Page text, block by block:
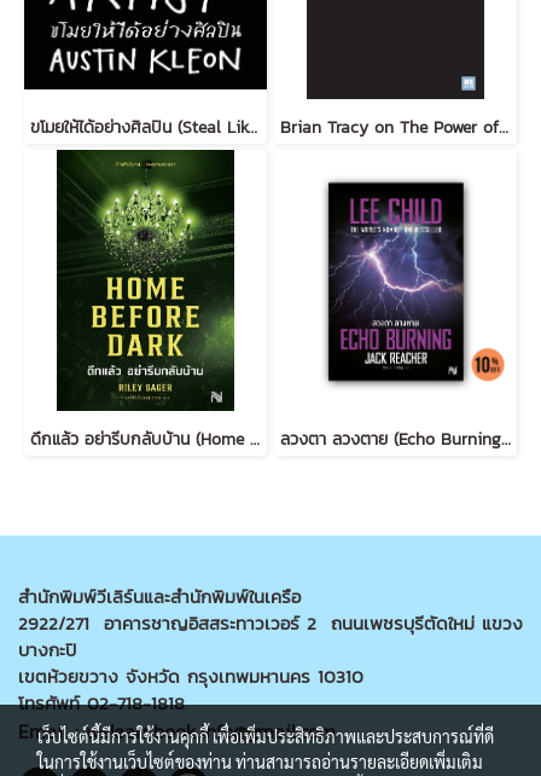
ขโมยให้ได้อย่างศิลปิน (Steal Like an Artist) (ฉบับปรับปรุง) Brian Tracy on The Power of Self-Confidence
ดึกแล้ว อย่ารีบกลับบ้าน (Home Before Dark) ลวงตา ลวงตาย (Echo Burning) [ฉบับปรับปรุง] #5
สำนักพิมพ์วีเลิร์นและสำนักพิมพ์ในเครือ
2922/271 อาคารชาญอิสสระทาวเวอร์ 2 ถนนเพชรบุรีตัดใหม่ แขวง
บางกะปิ
เขตห้วยขวาง จังหวัด กรุงเทพมหานคร 10310
โทรศัพท์ 02-718-1818
Email : welearnbook.info@gmail.com
เว็บไซต์นี้มีการใช้งานคุกกี้ เพื่อเพิ่มประสิทธิภาพและประสบการณ์ที่ดี
ในการใช้งานเว็บไซต์ของท่าน ท่านสามารถอ่านรายละเอียดเพิ่มเติม